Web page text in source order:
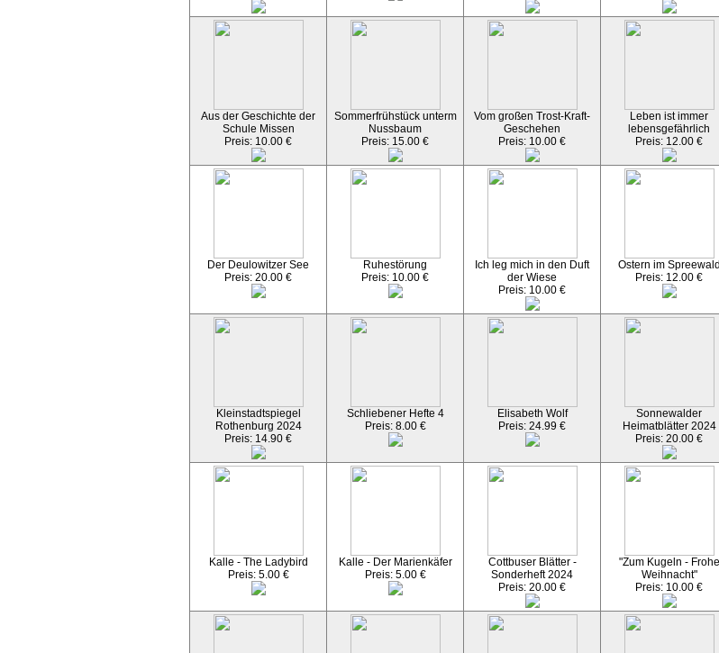
Aus der Geschichte der
Schule Missen
Preis: 10.00 €
Sommerfrühstück unterm
Nussbaum
Preis: 15.00 €
Vom großen Trost-Kraft-
Geschehen
Preis: 10.00 €
Leben ist immer
lebensgefährlich
Preis: 12.00 €
Der Deulowitzer See
Preis: 20.00 €
Ruhestörung
Preis: 10.00 €
Ich leg mich in den Duft
der Wiese
Preis: 10.00 €
Ostern im Spreewald
Preis: 12.00 €
Kleinstadtspiegel
Rothenburg 2024
Preis: 14.90 €
Schliebener Hefte 4
Preis: 8.00 €
Elisabeth Wolf
Preis: 24.99 €
Sonnewalder
Heimatblätter 2024
Preis: 20.00 €
Kalle - The Ladybird
Preis: 5.00 €
Kalle - Der Marienkäfer
Preis: 5.00 €
Cottbuser Blätter -
Sonderheft 2024
Preis: 20.00 €
"Zum Kugeln - Frohe
Weihnacht"
Preis: 10.00 €